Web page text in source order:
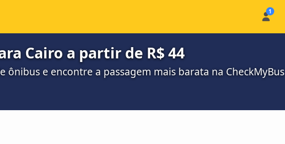
Cairo a partir de R$ 44
ônibus e encontre a passagem mais barata na CheckMyBus